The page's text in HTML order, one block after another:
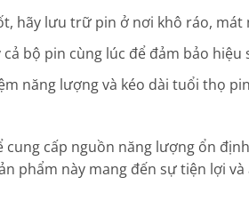
hãy lưu trữ pin ở nơi khô ráo, mát
bộ pin cùng lúc để đảm bảo
năng lượng và kéo dài tuổi thọ
cấp nguồn năng lượng ổn
phẩm này mang đến sự tiện lợi